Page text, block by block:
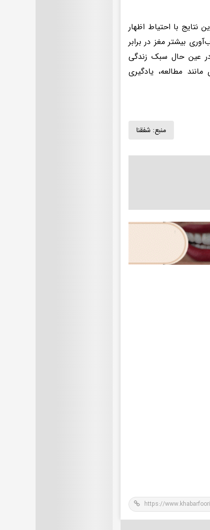
نتایج با احتیاط اظهار
بیشتر مغز در برابر
در عین حال سبک زندگی
مطالعه، یادگیری
منبع: شفقنا